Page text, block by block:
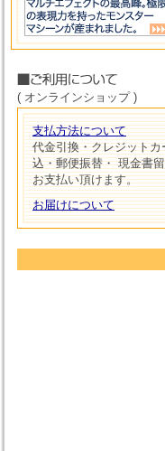
( オンラインショップ )
支払方法について
代金引換・クレジットカ
込・郵便振替・ 現金書
お支払い頂けます。
お届けについて